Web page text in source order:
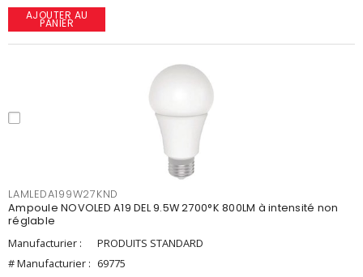
AJOUTER AU
PANIER
LAMLEDA199W27KND
Ampoule NOVOLED A19 DEL 9.5W 2700°K 800LM à intensité non
réglable
Manufacturier :
PRODUITS STANDARD
# Manufacturier : 69775